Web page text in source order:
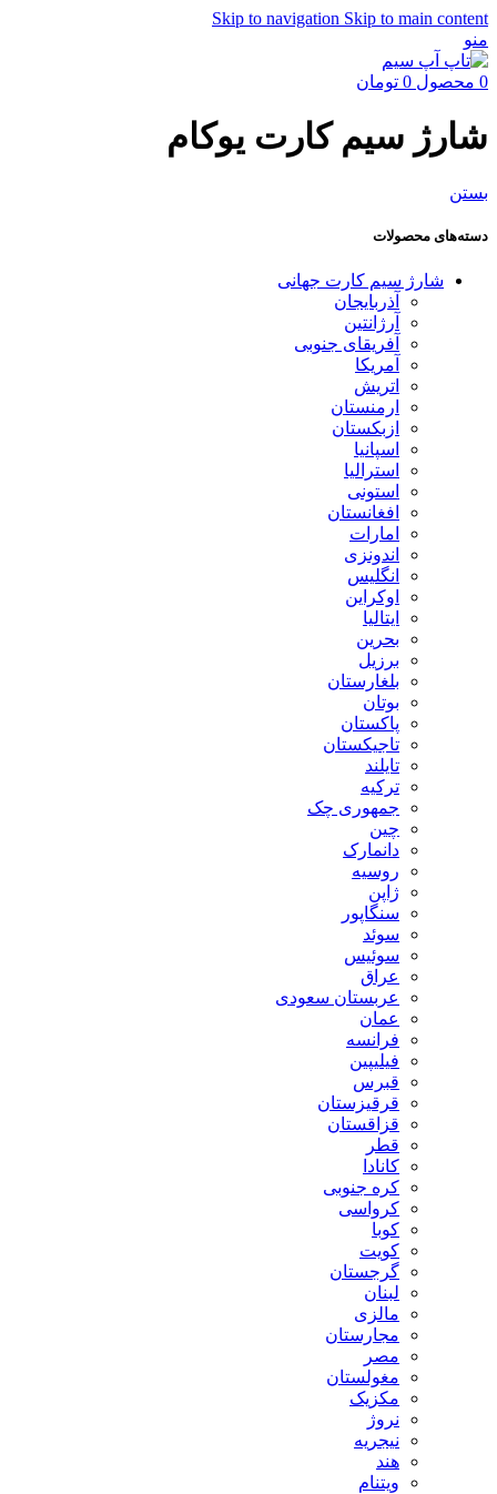
Skip to navigation Skip to main content
منو
0 محصول 0 تومان
شارژ سیم کارت یوکام
بستن
دسته‌های محصولات
شارژ سیم کارت جهانی
آذربایجان
آرژانتین
آفریقای جنوبی
آمریکا
اتریش
ارمنستان
ازبکستان
اسپانیا
استرالیا
استونی
افغانستان
امارات
اندونزی
انگلیس
اوکراین
ایتالیا
بحرین
برزیل
بلغارستان
بوتان
پاکستان
تاجیکستان
تایلند
ترکیه
جمهوری چک
چین
دانمارک
روسیه
ژاپن
سنگاپور
سوئد
سوئیس
عراق
عربستان سعودی
عمان
فرانسه
فیلیپین
قبرس
قرقیزستان
قزاقستان
قطر
کانادا
کره جنوبی
کرواسی
کوبا
کویت
گرجستان
لبنان
مالزی
مجارستان
مصر
مغولستان
مکزیک
نروژ
نیجریه
هند
ویتنام